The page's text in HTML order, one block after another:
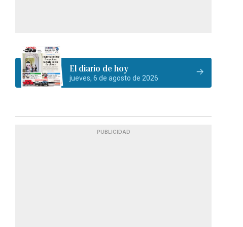
El diario de hoy
jueves, 6 de agosto de 2026
PUBLICIDAD